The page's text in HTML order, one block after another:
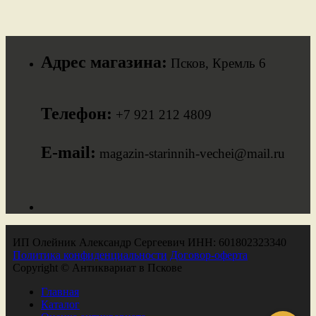
Адрес магазина: Псков, Кремль 6
Телефон: +7 921 212 4809
E-mail: magazin-starinnih-vechei@mail.ru
ИП Олейник Александр Сергеевич ИНН: 601802323340
Политика конфиденциальности Договор-оферта
Copyright © Антиквариат в Пскове
Главная
Каталог